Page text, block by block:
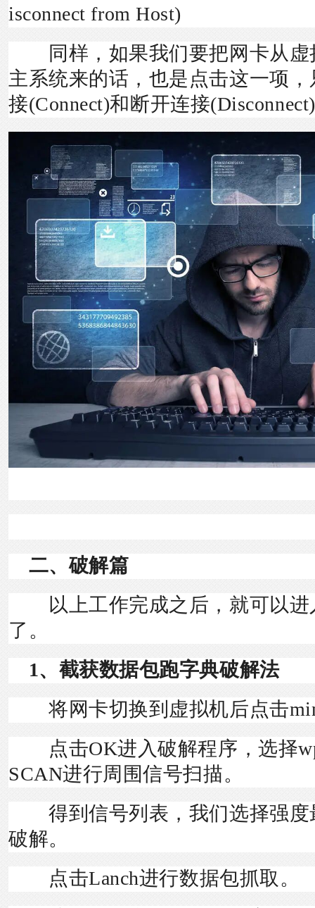
isconnect from Host)
同样，如果我们要把网卡从虚
主系统来的话，也是点击这一项
接(Connect)和断开连接
二、破解篇
以上工作完成之后，就可以进
了。
1、截获数据包跑字典破解法
将网卡切换到虚拟机后点击
点击OK进入破解程序，选择
SCAN进行周围信号扫描。
得到信号列表，我们选择强度
破解。
点击Lanch进行数据包抓取。